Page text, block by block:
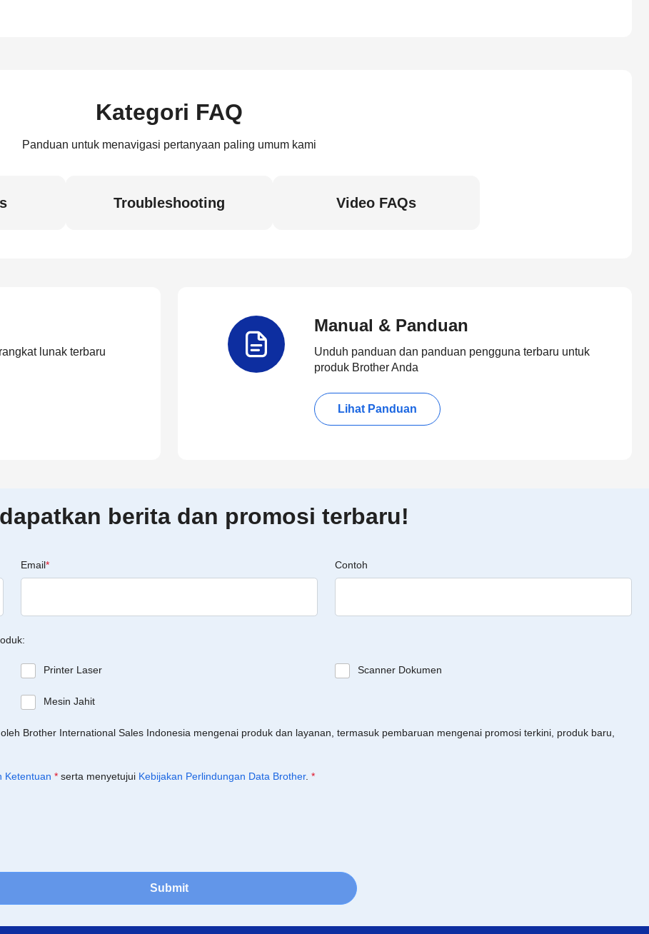
Kategori FAQ
Panduan untuk menavigasi pertanyaan paling umum kami
Troubleshooting Video FAQs
lunak terbaru
Manual & Panduan
Unduh panduan dan panduan pengguna terbaru untuk
produk Brother Anda
Lihat Panduan
berita dan promosi terbaru!
Email* Contoh
Printer Laser Scanner Dokumen
Mesin Jahit
Brother International Sales Indonesia mengenai produk dan layanan, termasuk pembaruan mengenai promosi terkini, produk baru,
Ketentuan * serta menyetujui Kebijakan Perlindungan Data Brother. *
Submit